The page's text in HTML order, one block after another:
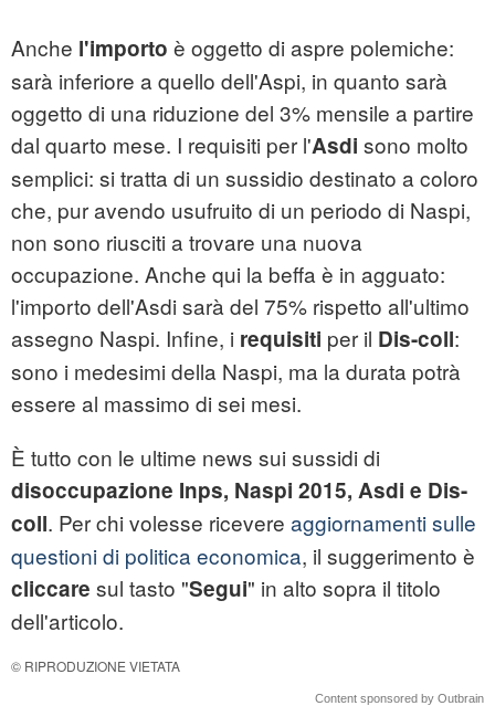
Anche l'importo è oggetto di aspre polemiche:
sarà inferiore a quello dell'Aspi, in quanto sarà
oggetto di una riduzione del 3% mensile a partire
dal quarto mese. I requisiti per l'Asdi sono molto
semplici: si tratta di un sussidio destinato a coloro
che, pur avendo usufruito di un periodo di Naspi,
non sono riusciti a trovare una nuova
occupazione. Anche qui la beffa è in agguato:
l'importo dell'Asdi sarà del 75% rispetto all'ultimo
assegno Naspi. Infine, i requisiti per il Dis-coll:
sono i medesimi della Naspi, ma la durata potrà
essere al massimo di sei mesi.
È tutto con le ultime news sui sussidi di
disoccupazione Inps, Naspi 2015, Asdi e Dis-
coll. Per chi volesse ricevere aggiornamenti sulle
questioni di politica economica, il suggerimento è
cliccare sul tasto "Segui" in alto sopra il titolo
dell'articolo.
© RIPRODUZIONE VIETATA
Content sponsored by Outbrain